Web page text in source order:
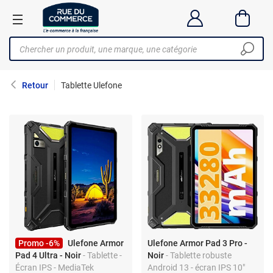
Retour Tablette Ulefone
Promo -6%
Ulefone Armor
Pad 4 Ultra - Noir- Tablette -
Écran IPS - MediaTek
Ulefone Armor Pad 3 Pro -
Noir - Tablette robuste
Android 13 - écran IPS 10"